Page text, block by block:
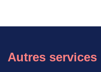
Autres services